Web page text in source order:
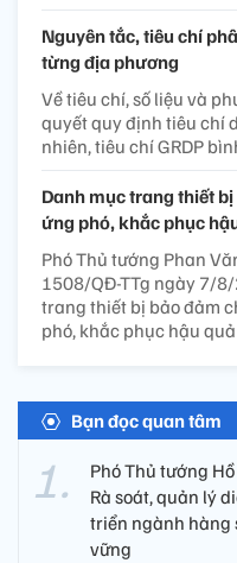
Nguyên tắc, tiêu chí
từng địa phương
Về tiêu chí, số liệu và
quyết quy định tiêu chí
nhiên, tiêu chí GRDP
Danh mục trang thiết
ứng phó, khắc phục
Phó Thủ tướng Phan
1508/QĐ-TTg ngày 7/
trang thiết bị bảo đảm
phó, khắc phục hậu
Bạn đọc quan tâm
Phó Thủ tướng
Rà soát, quản lý
triển ngành hàng
vững